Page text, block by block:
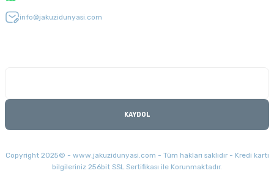
info@jakuzidunyasi.com
KAYDOL
Copyright 2025© - www.jakuzidunyasi.com - Tüm hakları saklıdır - Kredi kartı
bilgileriniz 256bit SSL Sertifikası ile Korunmaktadır.